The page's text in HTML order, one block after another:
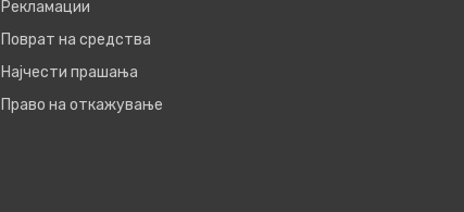
Рекламации
Поврат на средства
Најчести прашања
Право на откажување